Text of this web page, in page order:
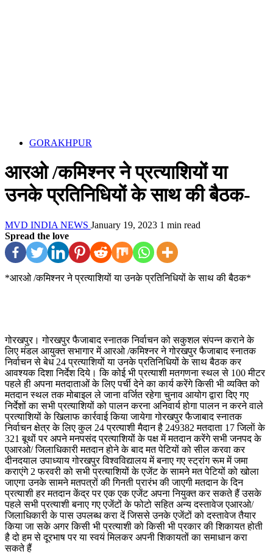
GORAKHPUR
आरओ /कमिश्नर ने प्रत्याशियों या
उनके प्रतिनिधियों के साथ की बैठक-
MVD INDIA NEWS January 19, 2023 1 min read
Spread the love
*आरओ /कमिश्नर ने प्रत्याशियों या उनके प्रतिनिधियों के साथ की बैठक*
गोरखपुर। गोरखपुर फैजाबाद स्नातक निर्वाचन को सकुशल संपन्न कराने के
लिए मंडल आयुक्त सभागार में आरओ /कमिश्नर ने गोरखपुर फैजाबाद स्नातक
निर्वाचन से बेध 24 प्रत्याशियों या उनके प्रतिनिधियों के साथ बैठक कर
आवश्यक दिशा निर्देश दिये। कि कोई भी प्रत्याशी मतगणना स्थल से 100 मीटर
पहले ही अपना मतदाताओं के लिए पर्ची देने का कार्य करेंगे किसी भी व्यक्ति को
मतदान स्थल तक मोबाइल ले जाना वर्जित रहेगा चुनाव आयोग द्वारा दिए गए
निर्देशों का सभी प्रत्याशियों को पालन करना अनिवार्य होगा पालन न करने वाले
प्रत्याशियों के खिलाफ कार्रवाई किया जायेगा गोरखपुर फैजाबाद स्नातक
निर्वाचन क्षेत्र के लिए कुल 24 प्रत्याशी मैदान है 249382 मतदाता 17 जिलाें के
321 बूथों पर अपने मनपसंद प्रत्याशियों के पक्ष में मतदान करेंगे सभी जनपद के
एआरओ/ जिलाधिकारी मतदान होने के बाद मत पेटियों को सील करवा कर
दीनदयाल उपाध्याय गोरखपुर विश्वविद्यालय में बनाए गए स्ट्रांग रूम में जमा
कराएंगे 2 फरवरी को सभी प्रत्याशियों के एजेंट के सामने मत पेटियों को खोला
जाएगा उनके सामने मतपत्रों की गिनती प्रारंभ की जाएगी मतदान के दिन
प्रत्याशी हर मतदान केंद्र पर एक एक एजेंट अपना नियुक्त कर सकते हैं उसके
पहले सभी प्रत्याशी बनाए गए एजेंटों के फोटो सहित अन्य दस्तावेज एआरओ/
जिलाधिकारी के पास उपलब्ध करा दें जिससे उनके एजेंटों को दस्तावेज तैयार
किया जा सके अगर किसी भी प्रत्याशी को किसी भी प्रकार की शिकायत होती
है दो हम से दूरभाष पर या स्वयं मिलकर अपनी शिकायतों का समाधान करा
सकते हैं